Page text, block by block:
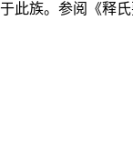
此族。参阅《释